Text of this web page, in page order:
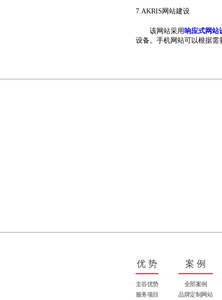
7.AKRIS网站建设
该网站采用响应式网站
设备。手机网站可以根据
优 势
圭谷优势
服务项目
案 例
全部案例
品牌定制网站